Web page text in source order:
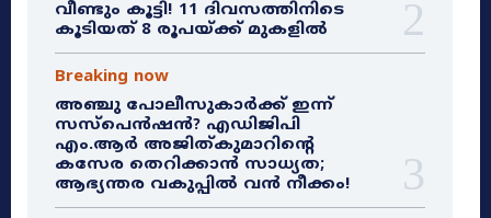
വീണ്ടും കൂട്ടി! 11 ദിവസത്തിനിടെ
കൂടിയത് 8 രൂപയ്ക്ക് മുകളിൽ
Breaking now
അഞ്ചു പോലീസുകാർക്ക് ഇന്ന്
സസ്‌പെൻഷൻ? എഡിജിപി
എം.ആർ അജിത്കുമാറിൻ്റെ
കസേര തെറിക്കാൻ സാധ്യത;
ആഭ്യന്തര വകുപ്പിൽ വൻ നീക്കം!